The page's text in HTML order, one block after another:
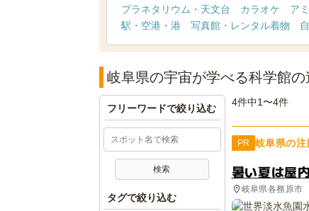
プラネタリウム・天文台
カラオケ ア
駅・空港・港
写真館・レンタル着物
岐阜県の宇宙が学べる科学館
4件中1〜4件
PR 岐阜県の注
暑い夏は屋
岐阜県各務原市
フリーワードで絞り込む
タグで絞り込む